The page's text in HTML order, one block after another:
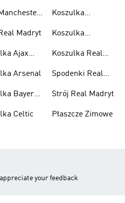
Madryt
Ajax
Arsenal
Bayernu
Celtic
Koszulka
Koszulka
United
Koszulka Real
Spodenki Real
Strój Real Madryt
Płaszcze Zimowe
your feedback